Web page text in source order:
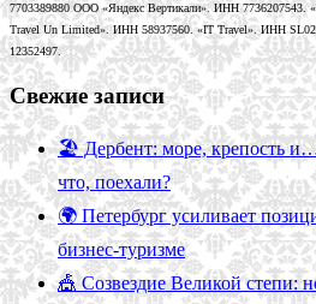
7703389880 ООО «Яндекс Вертикали». ИНН 7736207543.
Travel Un Limited». ИНН 58937560. «IT Travel». ИНН
12352497.
Свежие записи
🏖️ Дербент: море, крепость
что, поехали?
🌍 Петербург усиливает
бизнес-туризме
🎪 Созвездие Великой степи: